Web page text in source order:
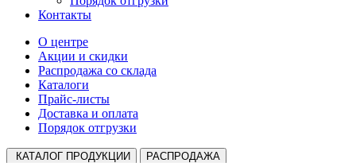
Контакты
О центре
Акции и скидки
Распродажа со склада
Каталоги
Прайс-листы
Доставка и оплата
Порядок отгрузки
КАТАЛОГ ПРОДУКЦИИ РАСПРОДАЖА